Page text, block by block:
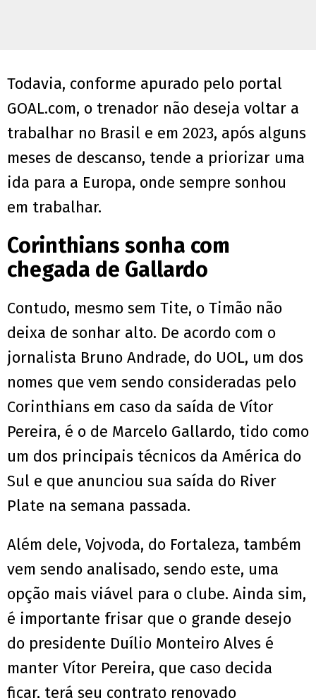
Todavia, conforme apurado pelo portal
GOAL.com, o trenador não deseja voltar a
trabalhar no Brasil e em 2023, após alguns
meses de descanso, tende a priorizar uma
ida para a Europa, onde sempre sonhou
em trabalhar.
Corinthians sonha com
chegada de Gallardo
Contudo, mesmo sem Tite, o Timão não
deixa de sonhar alto. De acordo com o
jornalista Bruno Andrade, do UOL, um dos
nomes que vem sendo consideradas pelo
Corinthians em caso da saída de Vítor
Pereira, é o de Marcelo Gallardo, tido como
um dos principais técnicos da América do
Sul e que anunciou sua saída do River
Plate na semana passada.
Além dele, Vojvoda, do Fortaleza, também
vem sendo analisado, sendo este, uma
opção mais viável para o clube. Ainda sim,
é importante frisar que o grande desejo
do presidente Duílio Monteiro Alves é
manter Vítor Pereira, que caso decida
ficar, terá seu contrato renovado